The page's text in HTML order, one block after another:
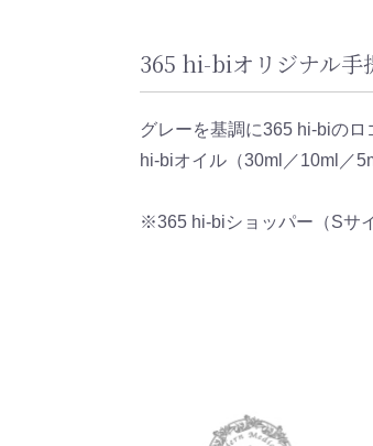
365 hi-biオリジナル手
グレーを基調に365 hi-biのロ
hi-biオイル（30ml／10ml／
※365 hi-biショッパー（Sサ